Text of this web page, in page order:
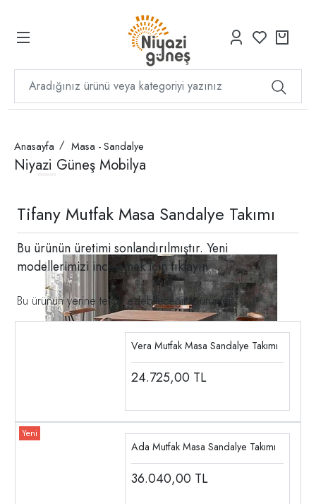
Anasayfa Masa - Sandalye
Niyazi Güneş Mobilya
Tifany Mutfak Masa Sandalye Takımı
Bu ürünün üretimi sonlandırılmıştır. Yeni
modellerimizi incelemek içintıklayın
Bu ürünün yerine tercih edebileceğiniz ürünler
Vera Mutfak Masa Sandalye Takımı
24.725,00 TL
Ada Mutfak Masa Sandalye Takımı
36.040,00 TL